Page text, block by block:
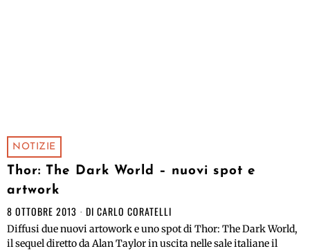
NOTIZIE
Thor: The Dark World – nuovi spot e
artwork
8 OTTOBRE 2013 DI CARLO CORATELLI
Diffusi due nuovi artowork e uno spot di Thor: The Dark World,
il sequel diretto da Alan Taylor in uscita nelle sale italiane il